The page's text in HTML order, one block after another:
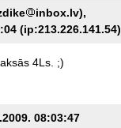
inbox.lv),
(ip:213.226.141.54)
4Ls. ;)
08:03:47